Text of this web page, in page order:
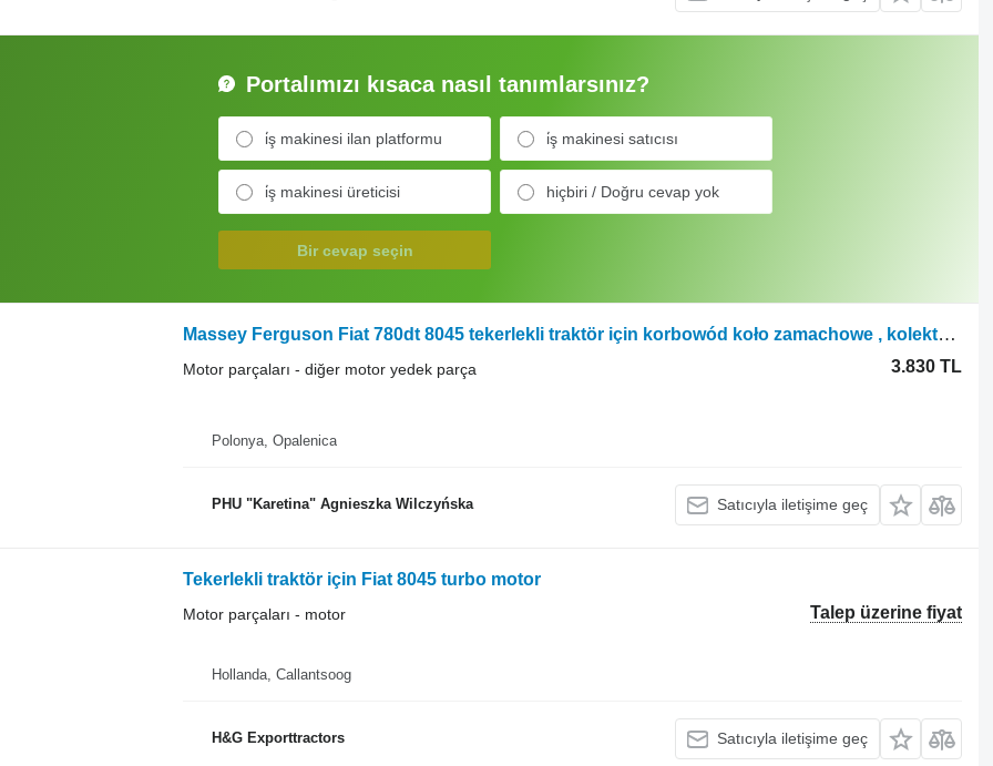
Portalımızı kısaca nasıl tanımlarsınız?
i̇ş makinesi ilan platformu i̇ş makinesi satıcısı
i̇ş makinesi üreticisi hiçbiri / Doğru cevap yok
Bir cevap seçin
Massey Ferguson Fiat 780dt 8045 tekerlekli traktör için korbowód koło zamachowe , kolektor wydechowy Fiat 780dt Fiat 8045 bağlantı çubuğu volan egzoz manifoldu
3.830 TL
Motor parçaları - diğer motor yedek parça
Polonya, Opalenica
PHU "Karetina" Agnieszka Wilczyńska Satıcıyla iletişime geç
Tekerlekli traktör için Fiat 8045 turbo motor
Talep üzerine fiyat
Motor parçaları - motor
Hollanda, Callantsoog
H&G Exporttractors Satıcıyla iletişime geç